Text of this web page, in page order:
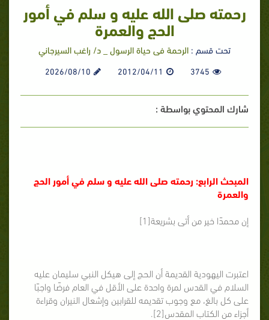
رحمته صلى الله عليه و سلم في أمور
الحج والعمرة
تحت قسم : الرحمة فى حياة الرسول _ د/ راغب السيرجاني
3745
2012/04/11
2026/08/10
شارك المحتوي بواسطة :
المبحث الرابع: رحمته صلى الله عليه و سلم في أمور الحج
والعمرة
إن محمدًا خير من أتى بشريعة[1]
اعتبرت اليهودية القديمة أن الحج إلى هيكل النبي سليمان عليه
السلام في القدس لمرة واحدة على الأقل في العام فرضًا واجبًا
على كل بالغ، مع وجوب تقديمه للقرابين وإشعال النيران وقراءة
أجزاء من الكتاب المقدس[2].